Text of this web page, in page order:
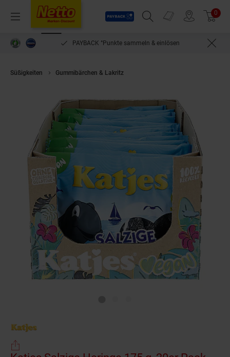
Menü
Payback
Suchfeld einblenden
Prospekte 0
PAYBACK °Punkte sammeln & einlösen
Süßigkeiten Gummibärchen & Lakritz